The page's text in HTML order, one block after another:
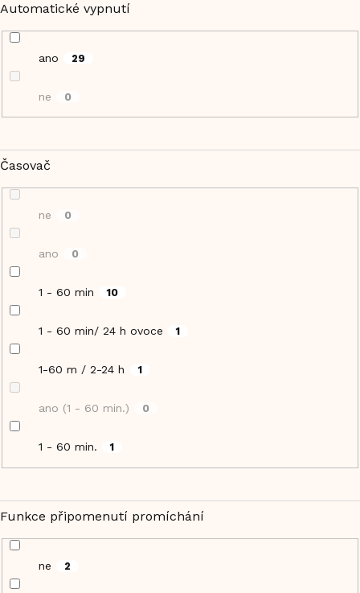
Automatické vypnutí
ano 29
ne 0
Časovač
ne 0
ano 0
1 - 60 min 10
1 - 60 min/ 24 h ovoce 1
1-60 m / 2-24 h 1
ano (1 - 60 min.) 0
1 - 60 min. 1
Funkce připomenutí promíchání
ne 2